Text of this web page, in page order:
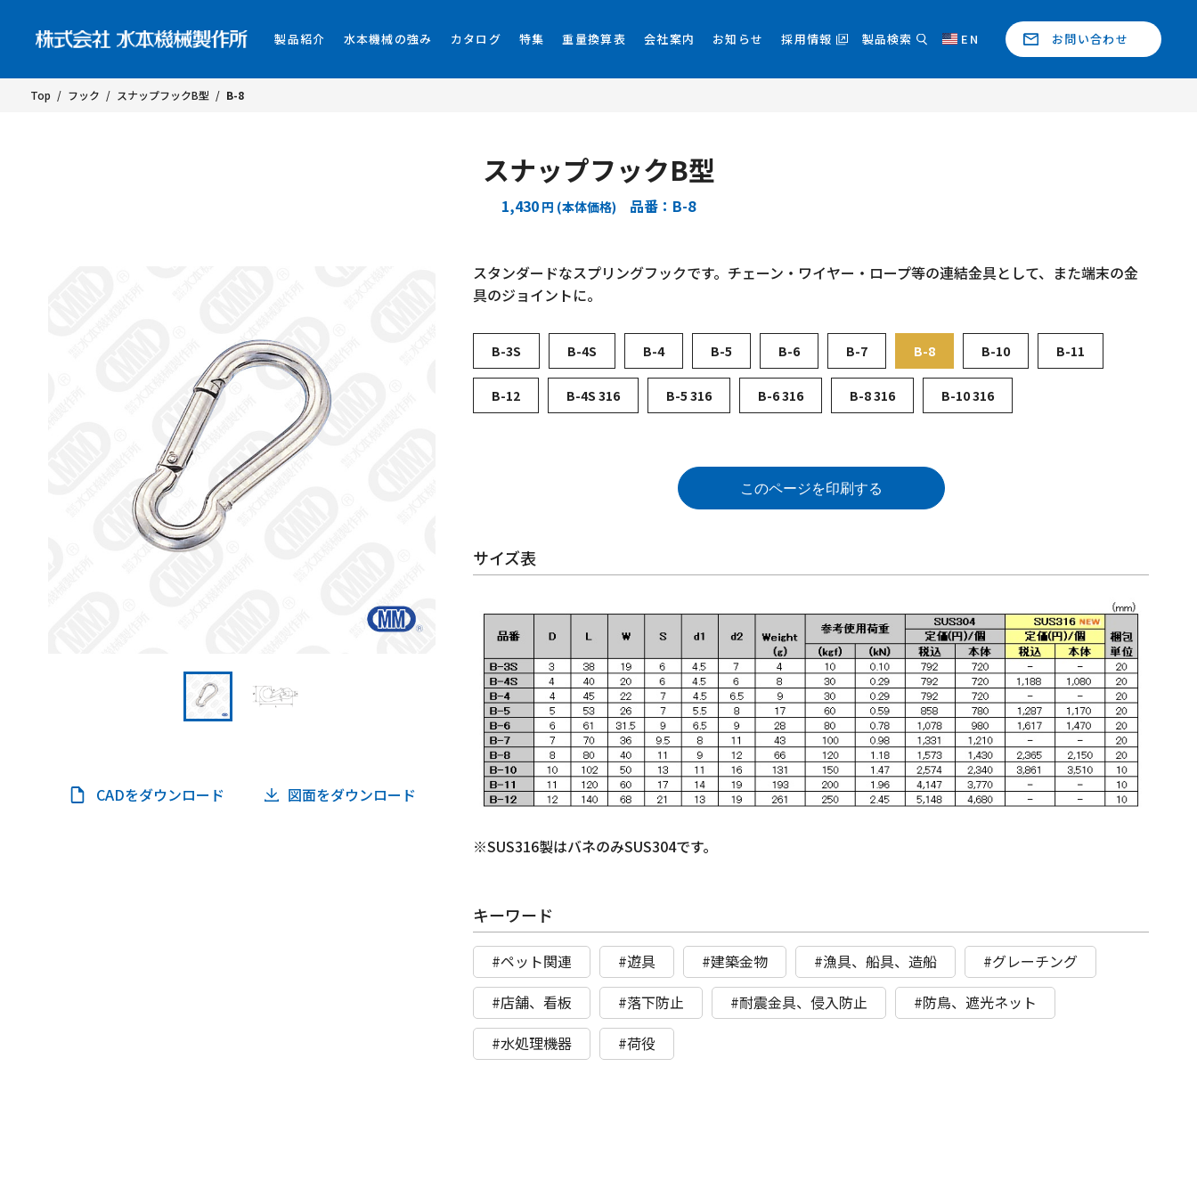
製品紹介 水本機械の強み カタログ 特集 重量換算表 会社案内 お知らせ 採用情報 製品検索 EN お問い合わせ
Top / フック / スナップフックB型 / B-8
スナップフックB型
1,430 円 (本体価格) 品番：B-8
CADをダウンロード 図面をダウンロード
スタンダードなスプリングフックです。チェーン・ワイヤー・ロープ等の連結金具として、また端末の金
具のジョイントに。
B-3S B-4S B-4 B-5 B-6 B-7 B-8 B-10 B-11
B-12 B-4S 316 B-5 316 B-6 316 B-8 316 B-10 316
このページを印刷する
サイズ表
※SUS316製はバネのみSUS304です。
キーワード
#ペット関連 #遊具 #建築金物 #漁具、船具、造船
#グレーチング
#店舗、看板
#落下防止 #耐震金具、侵入防止
#防鳥、遮光ネット
#水処理機器
#荷役